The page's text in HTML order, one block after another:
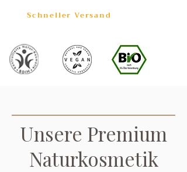
Schneller Versand
Unsere Premium
Naturkosmetik